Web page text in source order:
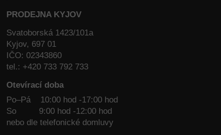
PRODEJNA KYJOV
Svatoborská 1423/101a
Kyjov, 697 01
IČO: 02343860
tel.: +420 733 792 733
Otevírací doba
Po–Pá 10:00 hod -17:00 hod
So
9:00 hod -12:00 hod
nebo dle telefonické domluvy